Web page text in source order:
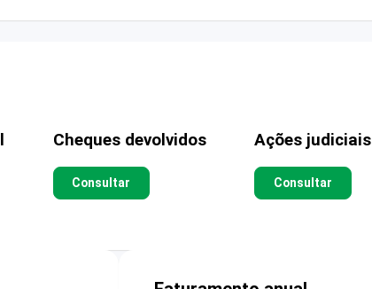
Cheques devolvidos
Consultar
Ações judiciais
Consultar